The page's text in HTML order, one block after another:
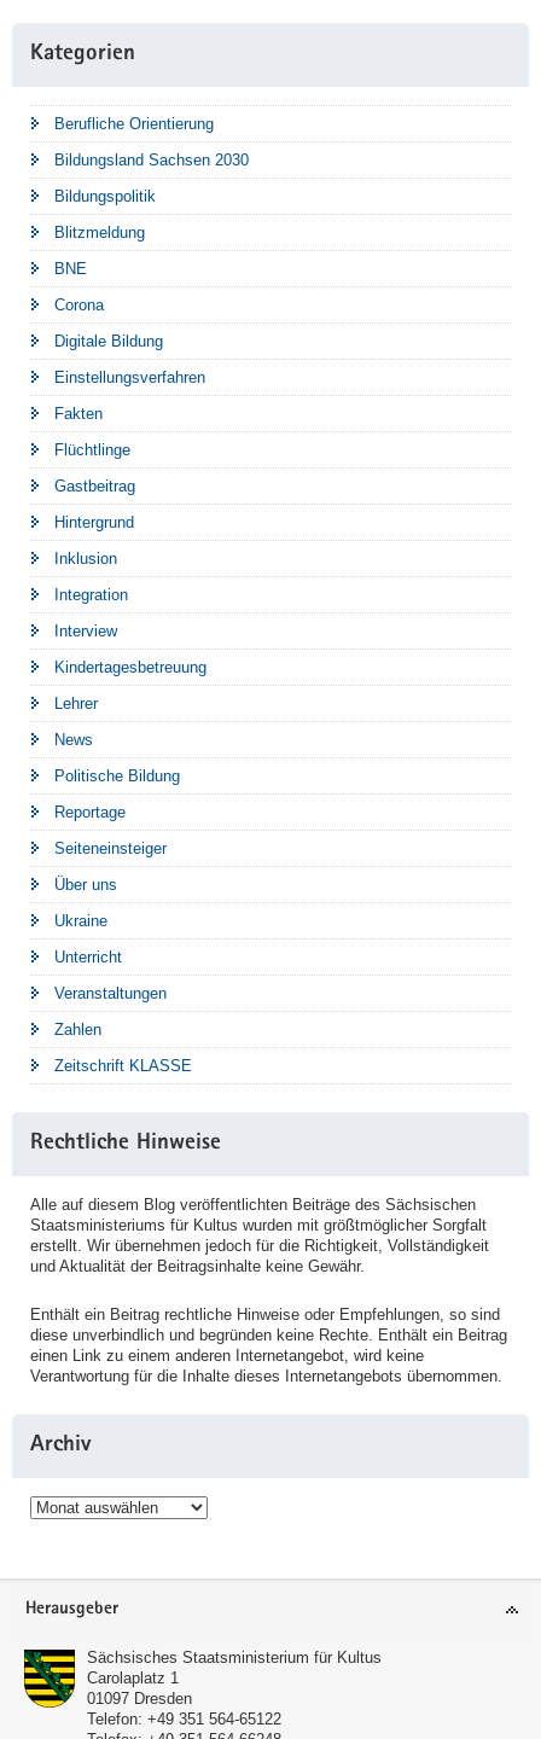
Kategorien
Berufliche Orientierung
Bildungsland Sachsen 2030
Bildungspolitik
Blitzmeldung
BNE
Corona
Digitale Bildung
Einstellungsverfahren
Fakten
Flüchtlinge
Gastbeitrag
Hintergrund
Inklusion
Integration
Interview
Kindertagesbetreuung
Lehrer
News
Politische Bildung
Reportage
Seiteneinsteiger
Über uns
Ukraine
Unterricht
Veranstaltungen
Zahlen
Zeitschrift KLASSE
Rechtliche Hinweise
Alle auf diesem Blog veröffentlichten Beiträge des Sächsischen
Staatsministeriums für Kultus wurden mit größtmöglicher Sorgfalt
erstellt. Wir übernehmen jedoch für die Richtigkeit, Vollständigkeit
und Aktualität der Beitragsinhalte keine Gewähr.
Enthält ein Beitrag rechtliche Hinweise oder Empfehlungen, so sind
diese unverbindlich und begründen keine Rechte. Enthält ein Beitrag
einen Link zu einem anderen Internetangebot, wird keine
Verantwortung für die Inhalte dieses Internetangebots übernommen.
Archiv
Archiv
Service
Herausgeber
Sächsisches Staatsministerium für Kultus
Carolaplatz 1
01097 Dresden
Telefon: +49 351 564-65122